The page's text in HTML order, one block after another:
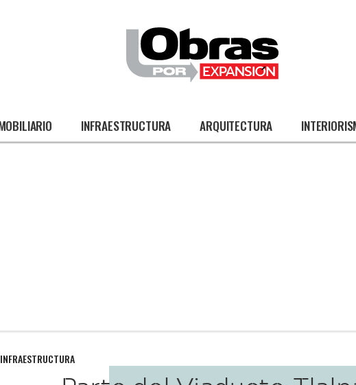
INFRAESTRUCTURA ARQUITECTURA
INFRAESTRUCTURA